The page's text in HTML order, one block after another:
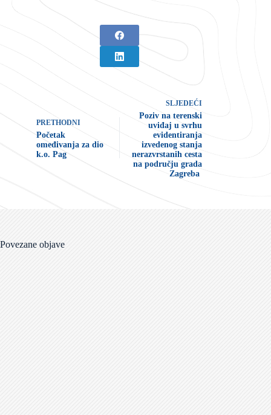
PRETHODNI
Početak
omeđivanja za dio
k.o. Pag
SLJEDEĆI
Poziv na terenski
uviđaj u svrhu
evidentiranja
izvedenog stanja
nerazvrstanih cesta
na području grada
Zagreba
Povezane objave